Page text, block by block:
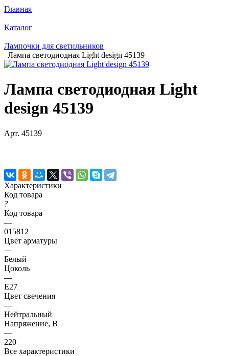
Главная
Каталог
Лампочки для светильников
Лампа светодиодная Light design 45139
Лампа светодиодная Light
design 45139
Арт. 45139
Характеристики
Код товара
?
Код товара
—
015812
Цвет арматуры
—
Белый
Цоколь
—
E27
Цвет свечения
—
Нейтральный
Напряжение, В
—
220
Все характеристики